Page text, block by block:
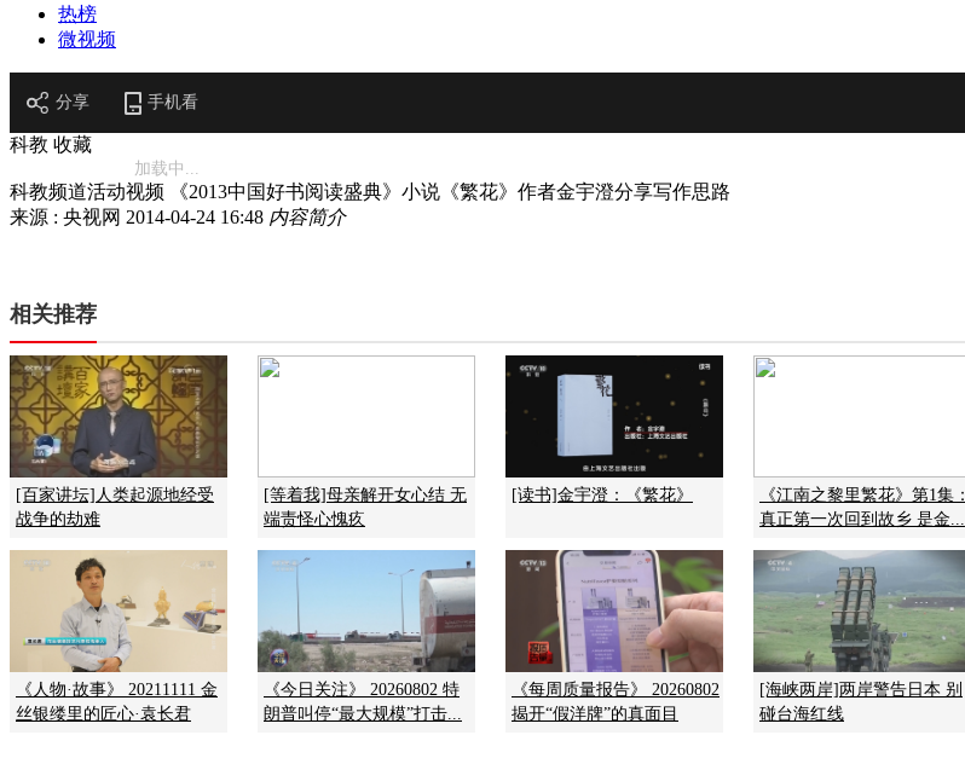
热榜
微视频
分享 手机看
科教 收藏
加载中...
科教频道活动视频 《2013中国好书阅读盛典》小说《繁花》作者金宇澄分享写作思路
来源 : 央视网 2014-04-24 16:48 内容简介
相关推荐
[百家讲坛]人类起源地经受
战争的劫难
[等着我]母亲解开女心结 无
端责怪心愧疚
[读书]金宇澄：《繁花》
《江南之黎里繁花》第1集：
真正第一次回到故乡 是金...
《人物·故事》 20211111 金
丝银缕里的匠心·袁长君
《今日关注》 20260802 特
朗普叫停“最大规模”打击...
《每周质量报告》 20260802
揭开“假洋牌”的真面目
[海峡两岸]两岸警告日本 别
碰台海红线